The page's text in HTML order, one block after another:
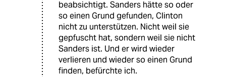
beabsichtigt. Sanders hätte so oder
so einen Grund gefunden, Clinton
nicht zu unterstützen. Nicht weil sie
gepfuscht hat, sondern weil sie nicht
Sanders ist. Und er wird wieder
verlieren und wieder so einen Grund
finden, befürchte ich.